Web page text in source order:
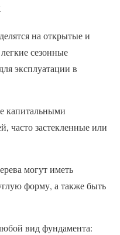
на открытые и
сезонные
эксплуатации в
капитальными
часто застекленные или
могут иметь
форму, а также быть
вид фундамента: